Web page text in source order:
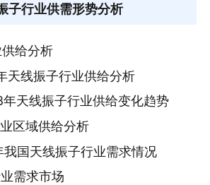
子行业供需形势分析
给分析
天线振子行业供给分析
天线振子行业供给变化趋势
区域供给分析
国天线振子行业需求情况
需求市场